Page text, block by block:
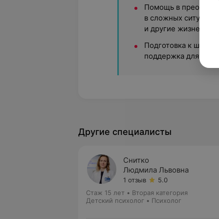
Помощь в
в сложных
и другие
Подготовка к
поддержка для
Другие специалисты
Снитко
Людмила Львовна
1 отзыв
5.0
Стаж 15 лет • Вторая категория
Детский психолог • Психолог